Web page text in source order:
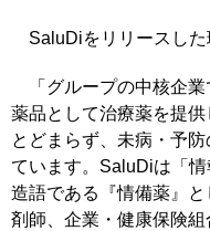
SaluDiをリリースした
「グループの中核企業
薬品として治療薬を提
とどまらず、未病・予
ています。SaluDiは「
造語である『情備薬』
剤師、企業・健康保険